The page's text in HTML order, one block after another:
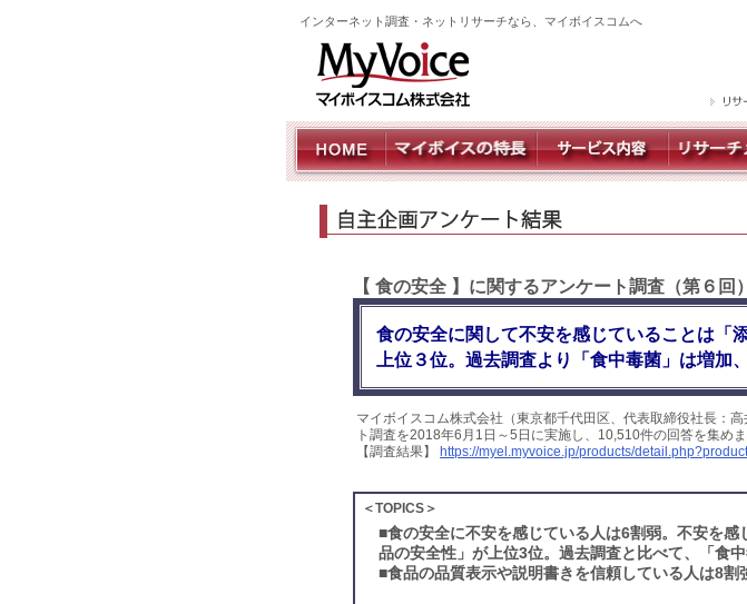
インターネット調査・ネットリサーチなら、マイボイスコムへ
【 食の安全 】に関するアンケート調査（第６回）
食の安全に関して不安を感じていることは「
上位３位。過去調査より「食中毒菌」は増加
マイボイスコム株式会社（東京都千代田区、代表取締役社長：
ト調査を2018年6月1日～5日に実施し、10,510件の回答を集め
【調査結果】
https://myel.myvoice.jp/products/
＜TOPICS＞
■食の安全に不安を感じている人は6割弱。不安を
品の安全性」が上位3位。過去調査と比べて、「食
■食品の品質表示や説明書きを信頼している人は8割